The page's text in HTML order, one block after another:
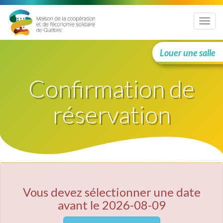
Menu
Louer une salle
Confirmation de
réservation
Vous devez sélectionner une date
avant le 2026-08-09